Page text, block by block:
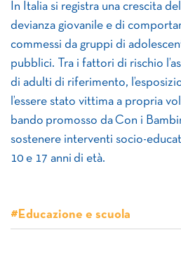
In Italia si registra una crescita
devianza giovanile e di
commessi da gruppi di
pubblici. Tra i fattori di rischio
di adulti di riferimento,
l’essere stato vittima a propria
bando promosso da Con i
sostenere interventi socio-
10 e 17 anni di età.
#Educazione e scuola